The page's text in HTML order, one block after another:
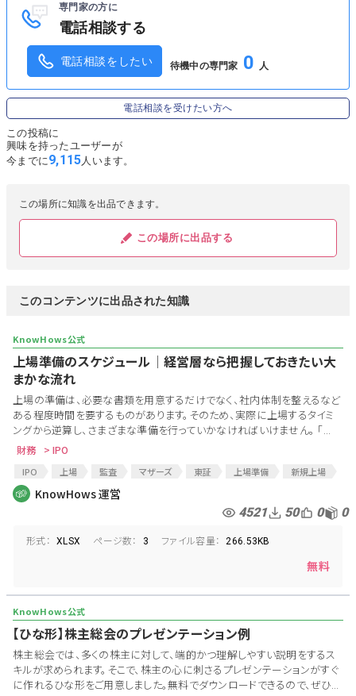
専門家の方に
電話相談する
電話相談をしたい 待機中の専門家 0 人
電話相談を受けたい方へ
この投稿に
興味を持ったユーザーが
今までに 9,115 人います。
この場所に知識を出品できます。
この場所に出品する
このコンテンツに出品された知識
上場準備のスケジュール│経営層なら把握しておきたい大
まかな流れ
上場の準備は、必要な書類を用意するだけでなく、社内体制を整えるなど
ある程度時間を要するものがあります。そのため、実際に上場するタイミ
ングから逆算し、さまざまな準備を行っていかなければいけません。 「...
財務 > IPO
IPO 上場 監査 マザーズ 東証 上場準備
新規上場
社外取締役
KnowHows 運営
4521 50 0 0
形式： XLSX ページ数： 3 ファイル容量： 266.53KB
無料
【ひな形】株主総会のプレゼンテーション例
株主総会では、多くの株主に対して、端的かつ理解しやすい説明をするス
キルが求められます。そこで、株主の心に刺さるプレゼンテーションがすぐ
に作れるひな形をご用意しました。無料でダウンロードできるので、ぜひ...